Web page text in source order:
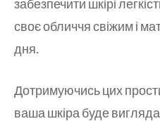
забезпечити шкірі
своє обличчя свіжим і
дня.
Дотримуючись цих
ваша шкіра буде